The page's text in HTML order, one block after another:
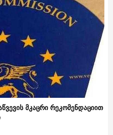
მკაცრი რეკომენდაციით